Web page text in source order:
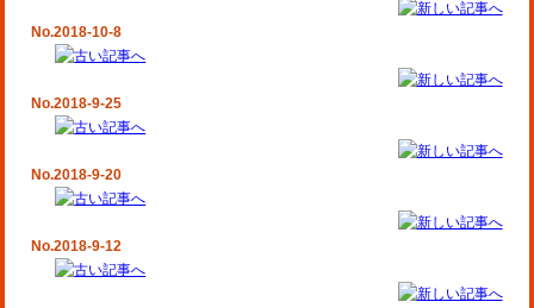
No.2018-10-8
No.2018-9-25
No.2018-9-20
No.2018-9-12